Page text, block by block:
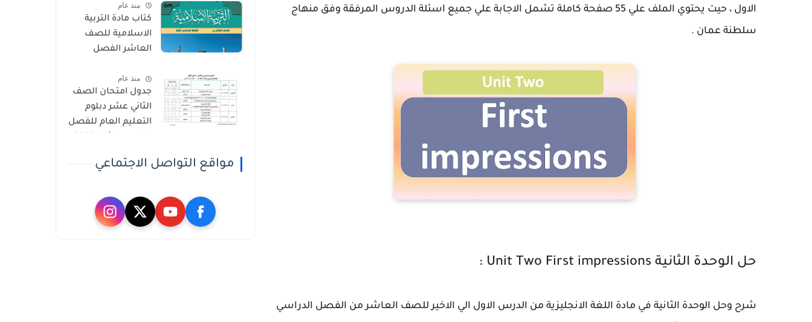
الاول ، حيت يحتوي الملف علي 55 صفحة كاملة تشمل الاجابة علي جميع اسئلة الدروس المرفقة وفق منهاج
سلطنة عمان .
حل الوحدة الثانية Unit Two First impressions :
شرح وحل الوحدة الثانية في مادة اللغة الانجليزية من الدرس الاول الي الاخير للصف العاشر من الفصل الدراسي
منذ عام
كتاب مادة التربية
الاسلامية للصف
العاشر الفصل
2026منذ عام
جدول امتحان الصف
الثاني عشر دبلوم
التعليم العام للفصل
مواقع التواصل الاجتماعي